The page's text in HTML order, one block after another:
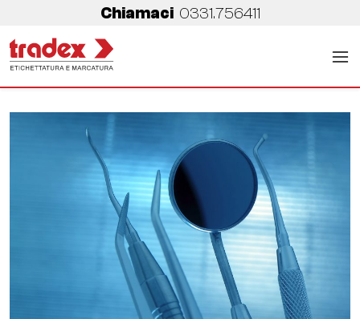
Chiamaci 0331.756411